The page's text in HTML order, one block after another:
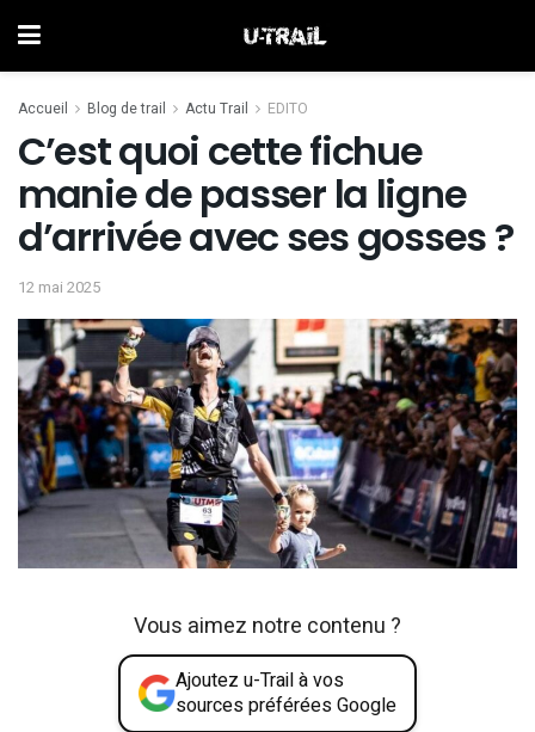
Accueil Blog de trail Actu Trail EDITO
C’est quoi cette fichue
manie de passer la ligne
d’arrivée avec ses gosses ?
12 mai 2025
Vous aimez notre contenu ?
Ajoutez u-Trail à vos
sources préférées Google